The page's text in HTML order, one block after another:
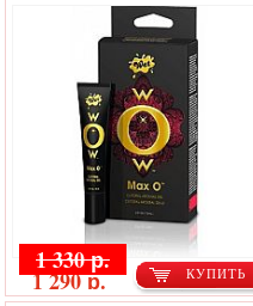
КУПИТЬ
1 330 р.
1 290 р.